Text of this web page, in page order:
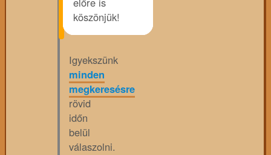
köszönjük!
Igyekszünk
minden
megkeresésre
rövid
időn
belül
válaszolni.